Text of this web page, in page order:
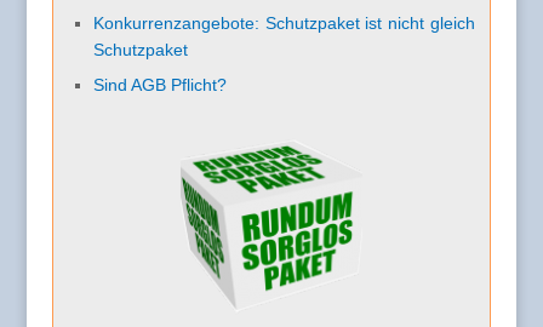
Konkurrenzangebote: Schutzpaket ist nicht gleich
Schutzpaket
Sind AGB Pflicht?